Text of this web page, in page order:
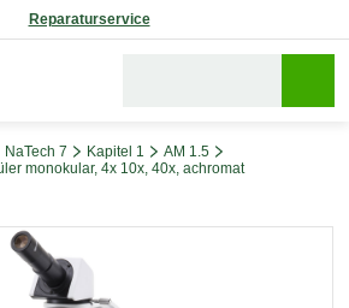
Reparaturservice
NaTech 7 Kapitel 1
AM 1.5
monokular, 4x 10x, 40x, achromat